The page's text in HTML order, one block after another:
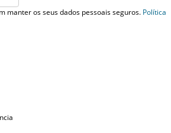
manter os seus dados pessoais seguros. Política